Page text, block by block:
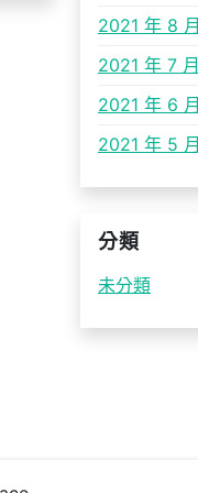
2021 年 8 月
2021 年 7 月
2021 年 6 月
2021 年 5 月
分類
未分類